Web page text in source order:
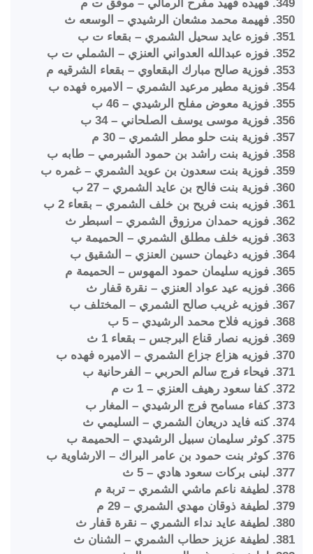
349. فهيده فهيد مفرح الرمالي – موقق ت م
350. فهيمة محمد مشعان الرشيدي – الوسعه ث
351. فوزه عايد سحيل الشمري – بقعاء ت ب
352. فوزه عبدالله العدواني العنزي – الشملي ت ب
353. فوزية صالح مبارك البقعاوي – بقعاء الشرقيه م
354. فوزية مطير مرعيد الشمري – الاميره فهده ب
355. فوزية معوض مفلح الرشيدي – 46 ب
356. فوزية موسى يوسف الصلحاني – 34 ب
357. فوزية بنت حلو مطر الشمري – 30 م
358. فوزية بنت راشد بن حمود الشبرمي – طابه ب
359. فوزية بنت سعدون بن عويد الشمري – غمره ب
360. فوزية بنت فالح بن عايد الشمري – 27 ب
361. فوزيه بنت فريح بن خلف الشمري – بقعاء 2 ب
362. فوزيه حمدان مرزوق الشمري – اسبطر ث
363. فوزيه خلف مطلق الشمري – الحميمة ب
364. فوزيه دغيمان حسين العنزي – الشقيق ب
365. فوزيه سليمان حمود المهوس – الحميمة م
366. فوزيه عيد عواد العنزي – نقرة قفار ث
367. فوزيه غريب صالح الشمري – المختلف ب
368. فوزيه فلاح محمد الرشيدي – 5 ب
369. فوزيه نصار قناع البرجس – بقعاء 1 ث
370. فوزيه هزاع جزاع الشمري – الاميره فهده ب
371. فيحاء فرج سالم الحربي – الفرحانية ب
372. كفا سعود رهيف العنزي – 1 ت م
373. كفاء مسامح فرج الرشيدي – المغار ب
374. كنه فايد دريعان الشمري – السليمي ث
375. كوثر سليمان سبيل الرشيدي – الحميمة ب
376. كوثر بنت حمود بن عامر البراك – الارشاوية ب
377. لبنى بركات سعود هادي – 5 ث
378. لطيفة ناعم ماشي الشمري – تربة م
379. لطيفة ذوقان مهدي الشمري – 29 م
380. لطيفة عايد نداء الشمري – نقرة قفار ث
381. لطيفة عزيز حطاب الشمري – الشنان ث